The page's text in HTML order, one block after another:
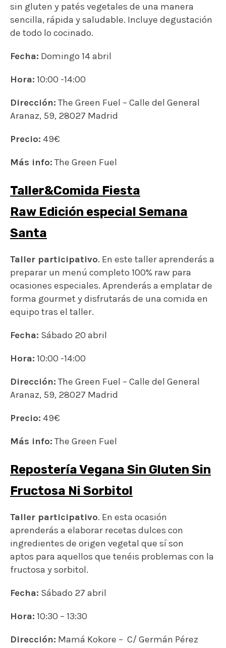
sin gluten y patés vegetales de una manera
sencilla, rápida y saludable. Incluye degustación
de todo lo cocinado.
Fecha: Domingo 14 abril
Hora: 10:00 -14:00
Dirección:The Green Fuel – Calle del General
Aranaz, 59, 28027 Madrid
Precio: 49€
Más info:The Green Fuel
Taller&Comida Fiesta
Raw Edición especial Semana
Santa
Taller participativo. En este taller aprenderás a
preparar un menú completo 100% raw para
ocasiones especiales. Aprenderás a emplatar de
forma gourmet y disfrutarás de una comida en
equipo tras el taller.
Fecha: Sábado 20 abril
Hora: 10:00 -14:00
Dirección:The Green Fuel – Calle del General
Aranaz, 59, 28027 Madrid
Precio: 49€
Más info:The Green Fuel
Repostería Vegana Sin Gluten Sin
Fructosa Ni Sorbitol
Taller participativo. En esta ocasión
aprenderás a elaborar recetas dulces con
ingredientes de origen vegetal que sí son
aptos para aquellos que tenéis problemas con la
fructosa y sorbitol.
Fecha: Sábado 27 abril
Hora: 10:30 – 13:30
Dirección: Mamá Kokore – C/ Germán Pérez